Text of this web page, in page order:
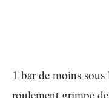
1 bar de moins sous
roulement grimpe